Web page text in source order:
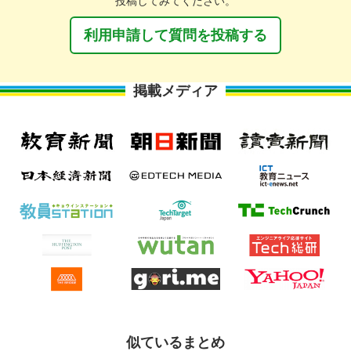
利用申請して質問を投稿する
掲載メディア
似ているまとめ